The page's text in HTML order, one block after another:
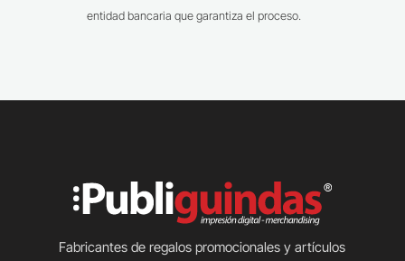
entidad bancaria que garantiza el proceso.
Fabricantes de regalos promocionales y artículos